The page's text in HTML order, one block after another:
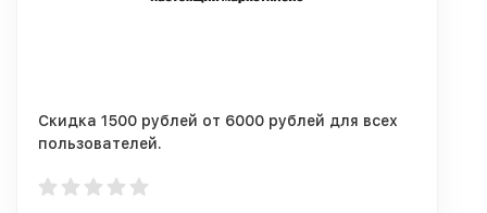
Скидка 1500 рублей от 6000 рублей для всех
пользователей.